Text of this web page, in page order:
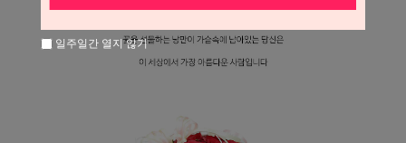
일주일간 열지 않기